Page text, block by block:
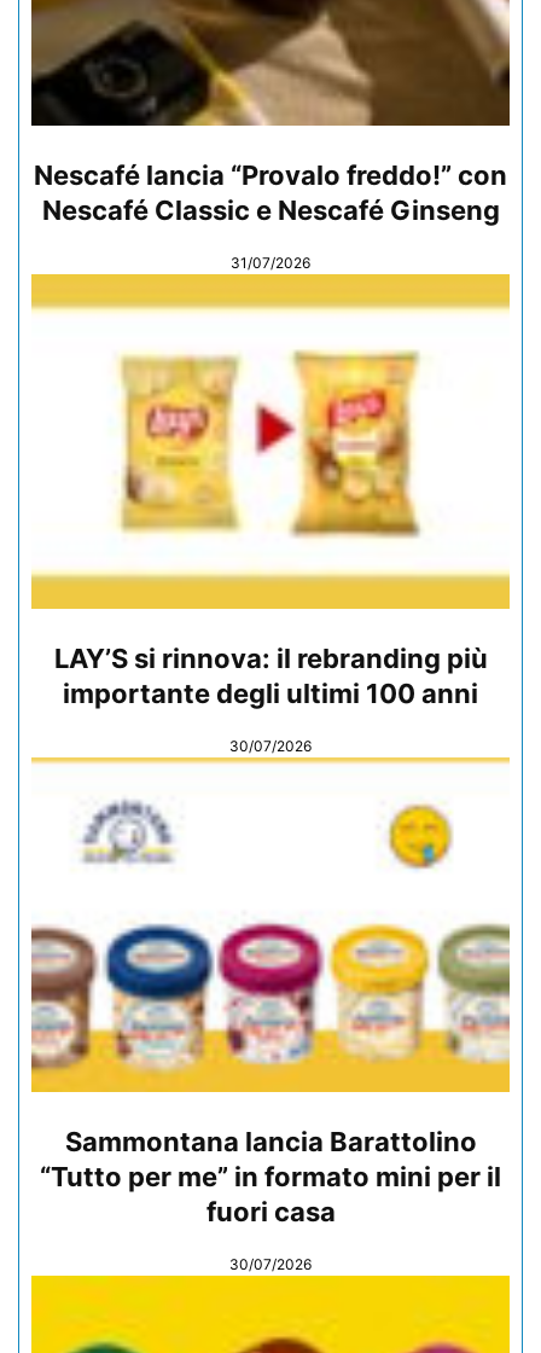
Nescafé lancia “Provalo freddo!” con
Nescafé Classic e Nescafé Ginseng
31/07/2026
LAY’S si rinnova: il rebranding più
importante degli ultimi 100 anni
30/07/2026
Sammontana lancia Barattolino
“Tutto per me” in formato mini per il
fuori casa
30/07/2026